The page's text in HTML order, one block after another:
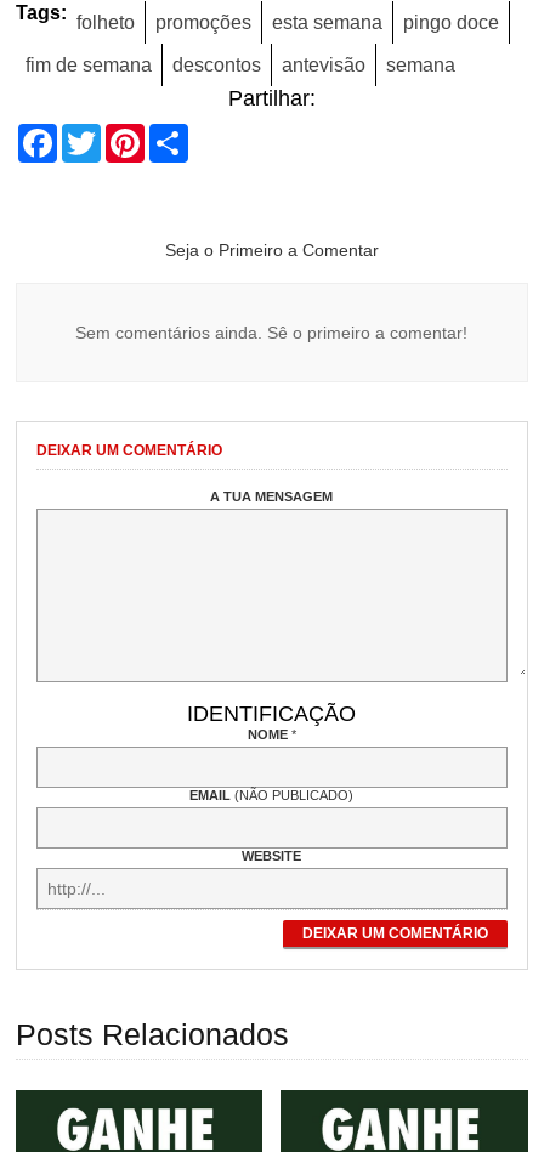
Tags: folheto promoções esta semana pingo doce
fim de semana descontos antevisão semana
Partilhar:
Facebook
TwitterPinterest
Seja o Primeiro a Comentar
Sem comentários ainda. Sê o primeiro a comentar!
DEIXAR UM COMENTÁRIO
A TUA MENSAGEM
IDENTIFICAÇÃO
NOME *
EMAIL(NÃO PUBLICADO)
WEBSITE
DEIXAR UM COMENTÁRIO
Posts Relacionados